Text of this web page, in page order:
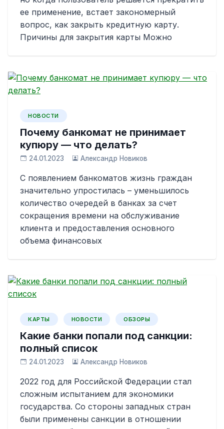
ее применение, встает закономерный
вопрос, как закрыть кредитную карту.
Причины для закрытия карты Можно
НОВОСТИ
Почему банкомат не принимает
купюру — что делать?
24.01.2023 Александр Новиков
С появлением банкоматов жизнь граждан
значительно упростилась – уменьшилось
количество очередей в банках за счет
сокращения времени на обслуживание
клиента и предоставления основного
объема финансовых
КАРТЫ НОВОСТИ ОБЗОРЫ
Какие банки попали под санкции:
полный список
24.01.2023 Александр Новиков
2022 год для Российской Федерации стал
сложным испытанием для экономики
государства. Со стороны западных стран
были применены санкции в отношении